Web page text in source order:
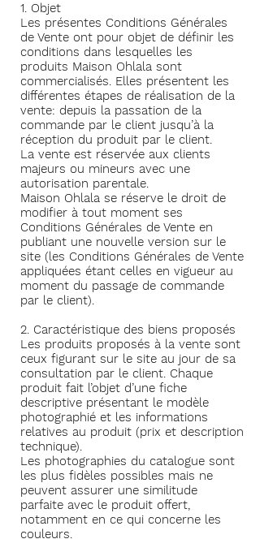
1. Objet
Les présentes Conditions Générales
de Vente ont pour objet de définir les
conditions dans lesquelles les
produits Maison Ohlala sont
commercialisés. Elles présentent les
différentes étapes de réalisation de la
vente: depuis la passation de la
commande par le client jusqu’à la
réception du produit par le client.
La vente est réservée aux clients
majeurs ou mineurs avec une
autorisation parentale.
Maison Ohlala se réserve le droit de
modifier à tout moment ses
Conditions Générales de Vente en
publiant une nouvelle version sur le
site (les Conditions Générales de Vente
appliquées étant celles en vigueur au
moment du passage de commande
par le client).
2. Caractéristique des biens proposés
Les produits proposés à la vente sont
ceux figurant sur le site au jour de sa
consultation par le client. Chaque
produit fait l’objet d’une fiche
descriptive présentant le modèle
photographié et les informations
relatives au produit (prix et description
technique).
Les photographies du catalogue sont
les plus fidèles possibles mais ne
peuvent assurer une similitude
parfaite avec le produit offert,
notamment en ce qui concerne les
couleurs.